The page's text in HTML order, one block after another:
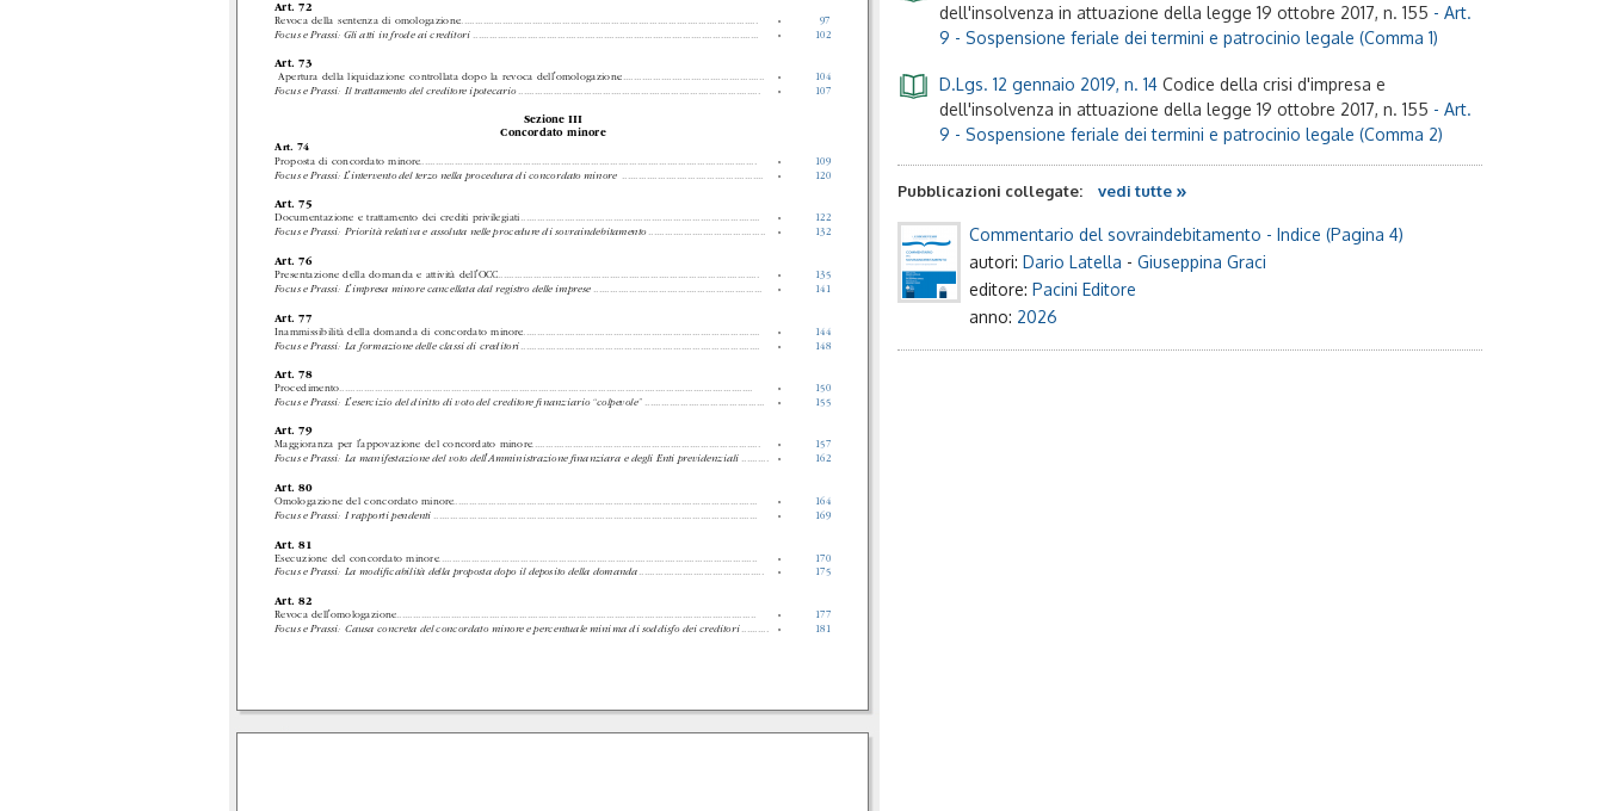
dell'insolvenza in attuazione della legge 19 ottobre 2017, n. 155 - Art.
9 - Sospensione feriale dei termini e patrocinio legale (Comma 1)
D.Lgs. 12 gennaio 2019, n. 14 Codice della crisi d'impresa e
dell'insolvenza in attuazione della legge 19 ottobre 2017, n. 155 - Art.
9 - Sospensione feriale dei termini e patrocinio legale (Comma 2)
Pubblicazioni collegate: vedi tutte »
Commentario del sovraindebitamento - Indice (Pagina 4)
autori: Dario Latella - Giuseppina Graci
editore: Pacini Editore
anno: 2026
Art. 72
Revoca della sentenza di omologazione.............................................................................................................. »
97
Focus e Prassi: Gli atti in frode ai creditori
» 102
Art. 73
Apertura della liquidazione controllata dopo la revoca dell'omologazione...................................................... »
104
Focus e Prassi: Il trattamento del creditore ipotecario ......................................................................................... » 107
Sezione III
Concordato minore
Art. 74
Proposta di concordato minore............................................................................................................................ »
109
Focus e Prassi: L'intervento del terzo nella procedura di concordato minore
.................................................... » 120
Art. 75
Documentazione e trattamento dei crediti privilegiati ........................................................................................ »
122
Focus e Prassi: Priorità relativa e assoluta nelle procedure di sovraindebitamento ........................................... » 132
Art. 76
Presentazione della domanda e attività dell'OCC »
135
Focus e Prassi: L'impresa minore cancellata dal registro delle imprese » 141
Art. 77
Inammissibilità della domanda di concordato minore........................................................................................ »
144
Focus e Prassi: La formazione delle classi di creditori » 148
Art. 78
Procedimento........................................................................................................................................................ »
150
Focus e Prassi: L'esercizio del diritto di voto del creditore ﬁnanziario “colpevole” ............................................ » 155
Art. 79
Maggioranza per l'appovazione del concordato minore..................................................................................... »
157
Focus e Prassi: La manifestazione del voto dell'Amministrazione ﬁnanziara e degli Enti previdenziali .......... » 162
Art. 80
Omologazione del concordato minore................................................................................................................ »
164
Focus e Prassi: I rapporti pendenti » 169
Art. 81
Esecuzione del concordato minore...................................................................................................................... »
170
Focus e Prassi: La modiﬁcabilità della proposta dopo il deposito della domanda .............................................. » 175
Art. 82
Revoca dell'omologazione.................................................................................................................................... »
177
Focus e Prassi: Causa concreta del concordato minore e percentuale minima di soddisfo dei creditori .......... » 181